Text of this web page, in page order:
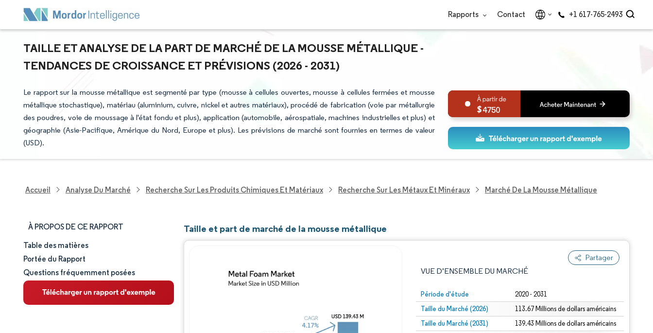
Rapports Contact +1 617-765-2493
TAILLE ET ANALYSE DE LA PART DE MARCHÉ DE LA MOUSSE MÉTALLIQUE -
TENDANCES DE CROISSANCE ET PRÉVISIONS (2026 - 2031)
Le rapport sur la mousse métallique est segmenté par type (mousse à cellules ouvertes, mousse à cellules fermées et mousse
métallique stochastique), matériau (aluminium, cuivre, nickel et autres matériaux), procédé de fabrication (voie par métallurgie
des poudres, voie de moussage à l'état fondu et plus), application (automobile, aérospatiale, machines industrielles et plus) et
géographie (Asie-Pacifique, Amérique du Nord, Europe et plus). Les prévisions de marché sont fournies en termes de valeur
(USD).
4750
Accueil Analyse Du Marché Recherche Sur Les Produits Chimiques Et Matériaux Recherche Sur Les Métaux Et Minéraux Marché De La Mousse Métallique
À PROPOS DE CE RAPPORT
Taille et part de marché
Analyse du marché
Tendances et perspectives
Table des matières
Portée du Rapport
Questions fréquemment posées
Taille et part de marché de la mousse métallique
Partager
VUE D’ENSEMBLE DU MARCHÉ
Période d'étude 2020 - 2031
Taille du Marché (2026) 113.67 Millions de dollars américains
Taille du Marché (2031) 139.43 Millions de dollars américains